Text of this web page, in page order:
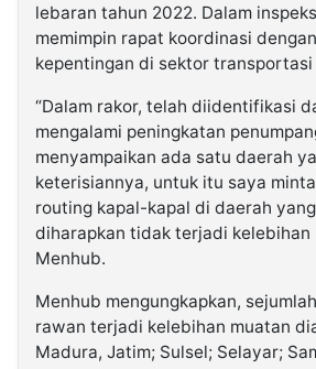
lebaran tahun 2022. Dalam
memimpin rapat koordinasi
kepentingan di sektor transportasi
“Dalam rakor, telah diidentifikasi
mengalami peningkatan
menyampaikan ada satu daerah
keterisiannya, untuk itu saya
routing kapal-kapal di daerah
diharapkan tidak terjadi kelebihan
Menhub.
Menhub mengungkapkan,
rawan terjadi kelebihan muatan
Madura, Jatim; Sulsel; Selayar;